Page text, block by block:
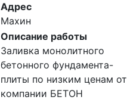
Адрес
Махин
Описание работы
Заливка монолитного
бетонного фундамента-
плиты по низким ценам от
компании БЕТОН